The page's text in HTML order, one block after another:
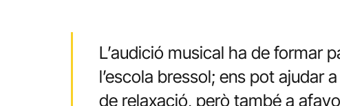
L’audició musical ha de formar
l’escola bressol; ens pot ajudar
de relaxació, però també a